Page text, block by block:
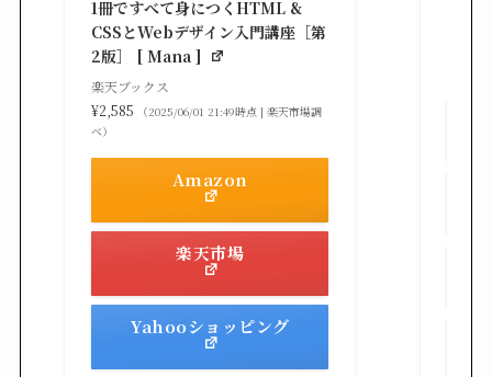
1冊ですべて身につくHTML &
CSSとWebデザイン入門講座［第
2版］ [ Mana ]
楽天ブックス
¥2,585
（2025/06/01 21:49時点 | 楽天市場調
べ）
Amazon
楽天市場
Yahooショッピング